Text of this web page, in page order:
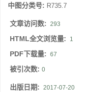
中图分类号: R735.7
文章访问数: 293
HTML全文浏览量: 1
PDF下载量: 67
被引次数: 0
出版日期: 2017-07-20